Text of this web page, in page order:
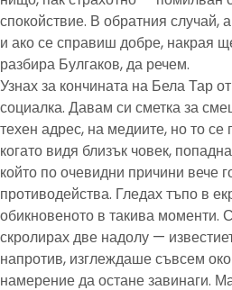
спокойствие. В обратния случай,
и ако се справиш добре, накрая
разбира Булгаков, да речем.
Узнах за кончината на Бела Тар
социалка. Давам си сметка за
техен адрес, на медиите, но то се
когато видя близък човек,
който по очевидни причини вече
противодейства. Гледах тъпо в
обикновеното в такива моменти.
скролирах две надолу —
напротив, изглеждаше съвсем
намерение да остане завинаги.